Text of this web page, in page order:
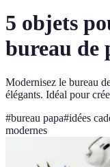
5 objets
bureau de
Modernisez le bureau
élégants. Idéal pour
#bureau papa#idées
modernes